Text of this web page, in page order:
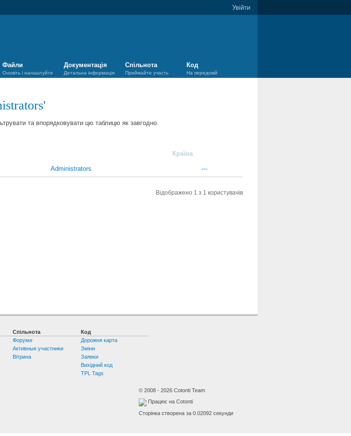
Увійти
Файли
Оновіть і налаштуйте
Документація
Детальна інформація
Спільнота
Приймайте участь
Код
На передовій
'
та впорядковувати цю таблицю як завгодно.
Країна
Administrators ---
Відображено 1 з 1 користувачів
Спільнота
Форуми
Активные участники
Вітрина
Код
Дорожня карта
Зміни
Заявки
Вихідний код
TPL Tags
© 2008 - 2026 Cotonti Team
Працює на Cotonti
Сторінка створена за 0.02092 секунди